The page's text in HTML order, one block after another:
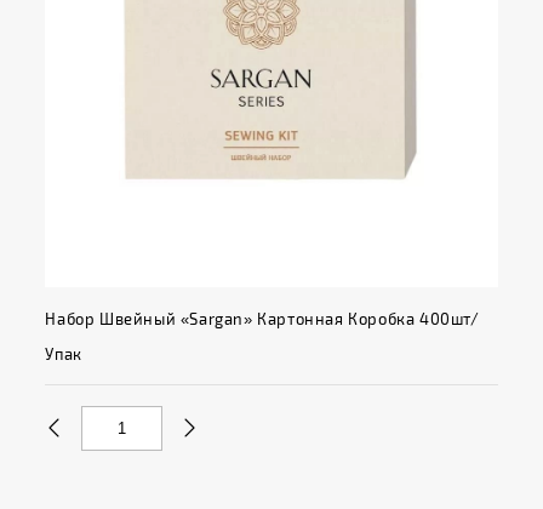
Набор Швейный «Sargan» Картонная Коробка 400шт/
Упак